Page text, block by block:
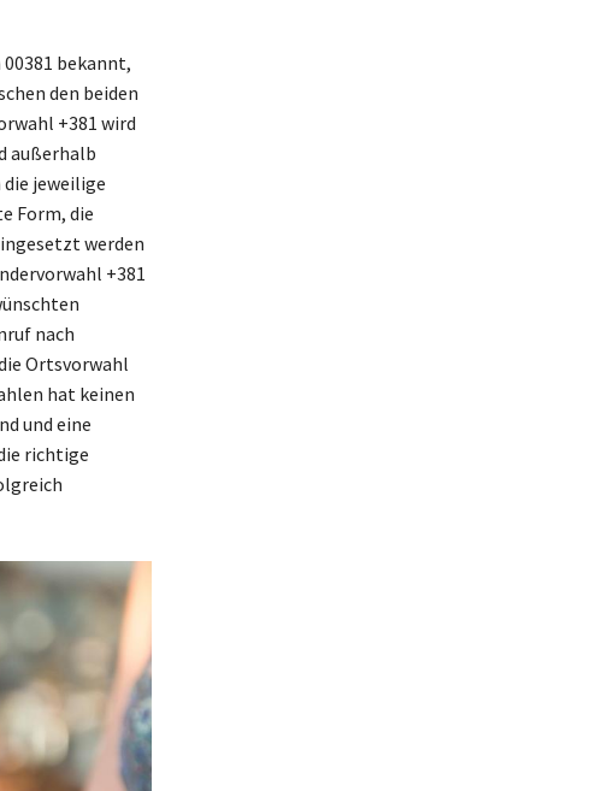
bekannt,
den beiden
+381 wird
außerhalb
die jeweilige
Form, die
werden
+381
nach
Ortsvorwahl
hat keinen
und eine
richtige